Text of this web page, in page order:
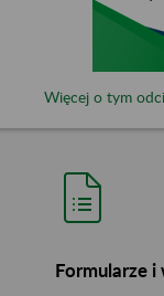
Więcej o tym
Formularze i